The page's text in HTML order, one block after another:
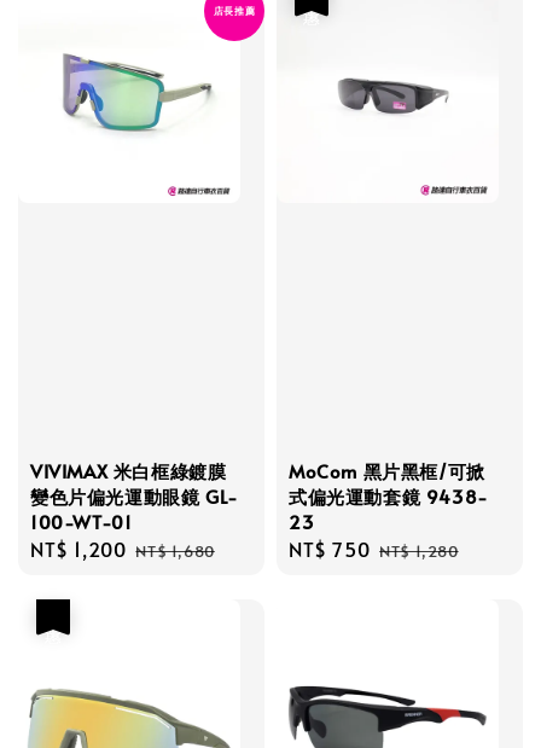
店長推薦
VIVIMAX 米白框綠鍍膜
變色片偏光運動眼鏡 GL-
100-WT-01
Sale
NT$ 1,200 Regular
NT$ 1,680
MoCom 黑片黑框/可掀
式偏光運動套鏡 9438-
23
Sale
NT$ 750 Regular
NT$ 1,280